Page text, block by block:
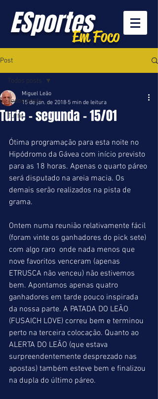
ESportesEm Foco
Post
Todos posts
Turfe
Todos posts
Turfe - segunda - 15/01
Miguel Leão
15 de jan. de 2018 5 min de leitura
Ótima programação para esta noite no
Hipódromo da Gávea com início previsto
para as 18 horas. Apenas o quarto páreo
será disputado na areia macia. Os
demais serão realizados na pista de
grama.
Ontem numa reunião relativamente fácil
(foram vinte os ganhadores do pick sete)
com algo raro  onde nada menos que
nove favoritos venceram (apenas
ETRUSCA não venceu) não estivemos
bem. Apontamos apenas quatro
ganhadores em tarde pouco inspirada
da nossa parte. A PATADA DO LEÃO
(FUSAICH LOVE) correu bem e terminou
perto na terceira colocação. Quanto ao
ALERTA DO LEÃO (que estava
surpreendentemente desprezado nas
apostas) também esteve bem e finalizou
na dupla do último páreo.